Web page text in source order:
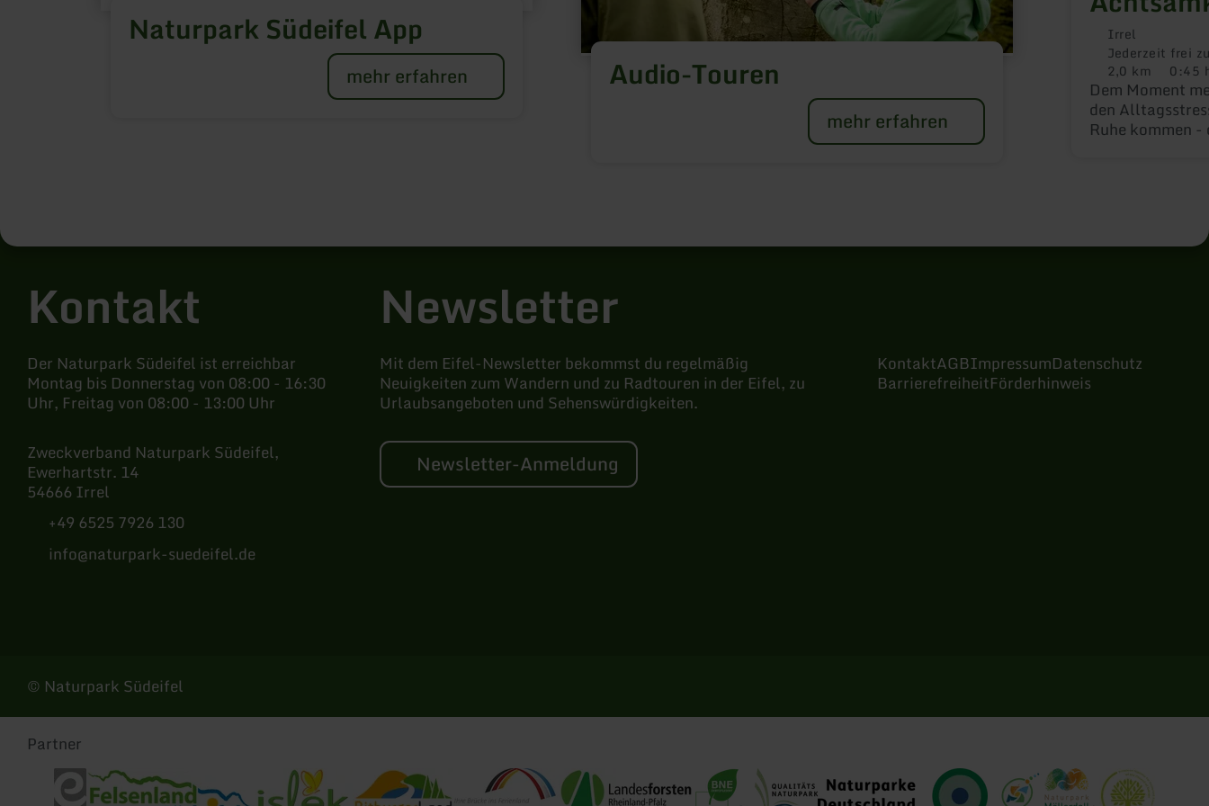
Naturpark Südeifel App
mehr erfahren Audio-Touren
mehr erfahren
Irrel
Jederzeit frei
Distanz:
2,0 km Dauer:
0:45
Dem Moment
den
Ruhe kommen
Kontakt
Der Naturpark Südeifel ist erreichbar
Montag bis Donnerstag von 08:00 - 16:30
Uhr, Freitag von 08:00 - 13:00 Uhr
Zweckverband Naturpark Südeifel,
Ewerhartstr. 14
54666 Irrel
+49 6525 7926 130
info@naturpark-suedeifel.de
Newsletter
Mit dem Eifel-Newsletter bekommst du regelmäßig
Neuigkeiten zum Wandern und zu Radtouren in der Eifel, zu
Urlaubsangeboten und Sehenswürdigkeiten.
Newsletter-Anmeldung
KontaktAGBImpressumDatenschutz
BarrierefreiheitFörderhinweis
© Naturpark Südeifel
Partner
Eifel Tourismus
Tourist-Information Felsenland SüdeifelTourist-Information IslekTourist-Information Bitburger Land
Tourist-Information DeuluxLandesforsten RLP BNE Zertifizierung
Qualitätsnaturpark Naturpark OurNatur- und Geopark
Europadiplom